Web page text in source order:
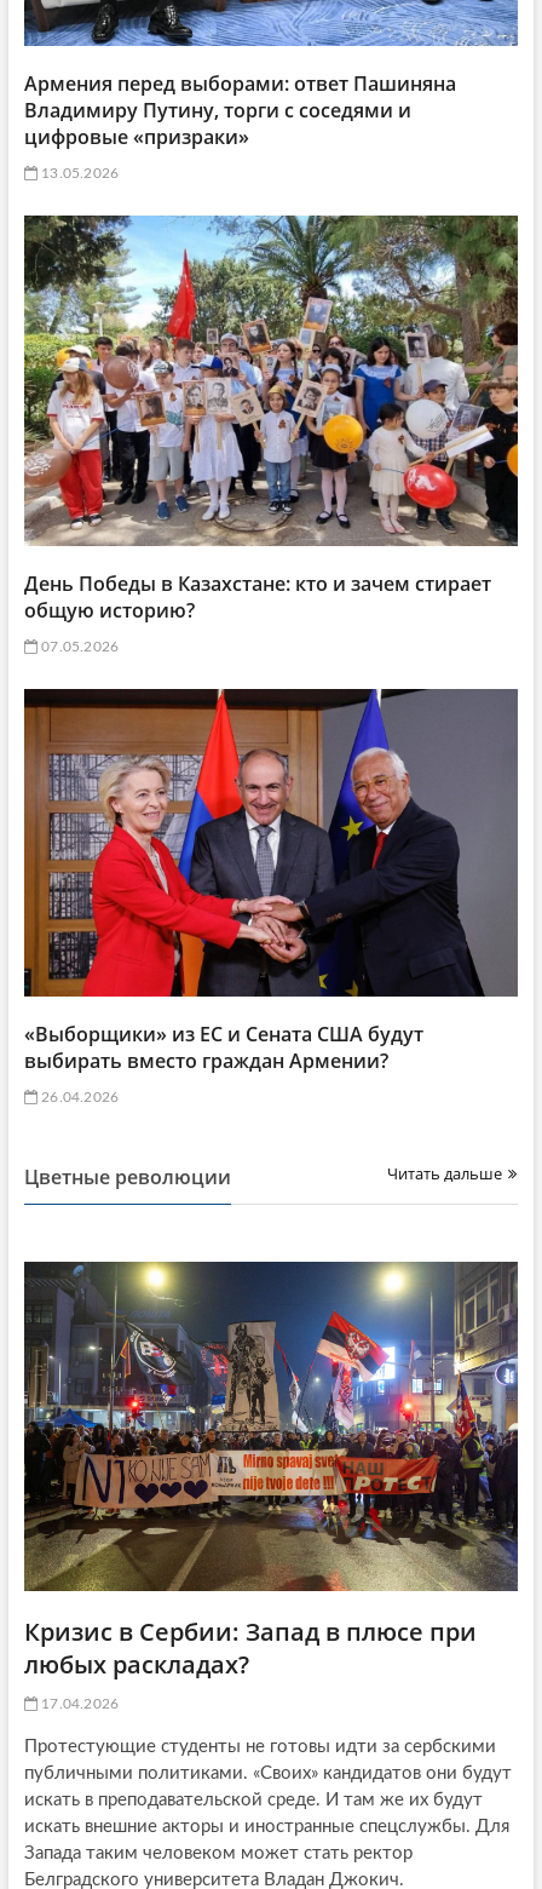
Армения перед выборами: ответ Пашиняна
Владимиру Путину, торги с соседями и
цифровые «призраки»
13.05.2026
День Победы в Казахстане: кто и зачем стирает
общую историю?
07.05.2026
«Выборщики» из ЕС и Сената США будут
выбирать вместо граждан Армении?
26.04.2026
Цветные революции Читать дальше
Кризис в Сербии: Запад в плюсе при
любых раскладах?
17.04.2026
Протестующие студенты не готовы идти за сербскими
публичными политиками. «Своих» кандидатов они будут
искать в преподавательской среде. И там же их будут
искать внешние акторы и иностранные спецслужбы. Для
Запада таким человеком может стать ректор
Белградского университета Владан Джокич.